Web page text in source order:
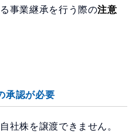
事業継承を行う際の注意
承認が必要
社株を譲渡できません。